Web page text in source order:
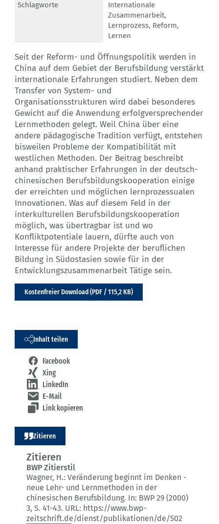
Schlagworte
Internationale
Zusammenarbeit,
Lernprozess, Reform,
Lernen
Seit der Reform- und Öffnungspolitik werden in
China auf dem Gebiet der Berufsbildung verstärkt
internationale Erfahrungen studiert. Neben dem
Transfer von System- und
Organisationsstrukturen wird dabei besonderes
Gewicht auf die Anwendung erfolgversprechender
Lernmethoden gelegt. Weil China über eine
andere pädagogische Tradition verfügt, entstehen
bisweilen Probleme der Kompatibilität mit
westlichen Methoden. Der Beitrag beschreibt
anhand praktischer Erfahrungen in der deutsch-
chinesischen Berufsbildungskooperation einige
der erreichten und möglichen lernprozessualen
Innovationen. Was auf diesem Feld in der
interkulturellen Berufsbildungskooperation
möglich, was übertragbar ist und wo
Konfliktpotentiale lauern, dürfte auch von
Interesse für andere Projekte der beruflichen
Bildung in Südostasien sowie für in der
Entwicklungszusammenarbeit Tätige sein.
Kostenfreier Download (PDF / 115,2 KB)
Inhalt teilen
Facebook
Xing
LinkedIn
E-Mail
Link kopieren
Zitieren
Zitieren
BWP Zitierstil
Wagner, H.: Veränderung beginnt im Denken -
neue Lehr- und Lernmethoden in der
chinesischen Berufsbildung. In: BWP 29 (2000)
3, S. 41-43. URL: https://www.bwp-
zeitschrift.de/dienst/publikationen/de/502